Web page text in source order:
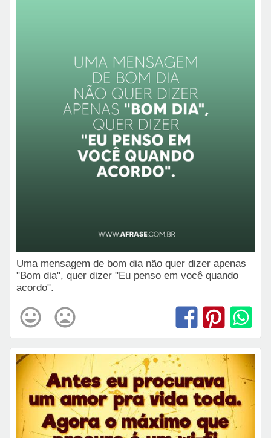
Uma mensagem de bom dia não quer dizer apenas
"Bom dia", quer dizer "Eu penso em você quando
acordo".